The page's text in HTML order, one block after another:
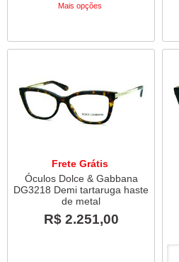
Mais opções
Frete Grátis
Óculos Dolce & Gabbana
DG3218 Demi tartaruga haste
de metal
R$ 2.251,00